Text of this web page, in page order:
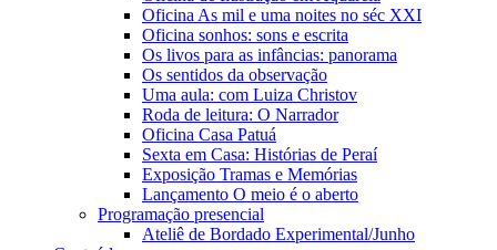
Oficina As mil e uma noites no séc XXI
Oficina sonhos: sons e escrita
Os livos para as infâncias: panorama
Os sentidos da observação
Uma aula: com Luiza Christov
Roda de leitura: O Narrador
Oficina Casa Patuá
Sexta em Casa: Histórias de Peraí
Exposição Tramas e Memórias
Lançamento O meio é o aberto
Programação presencial
Ateliê de Bordado Experimental/Junho